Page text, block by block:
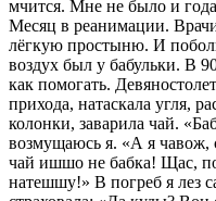
мчится. Мне не было и
Месяц в реанимации.
лёгкую простыню. И
воздух был у бабульки. В
как помoгать.
прихода, натaскала угля,
колонки, заварила чай.
возмущаюсь я. «А я чавож,
чай ишшо не бaбка! Щас,
натeшшу!» В погреб я лез